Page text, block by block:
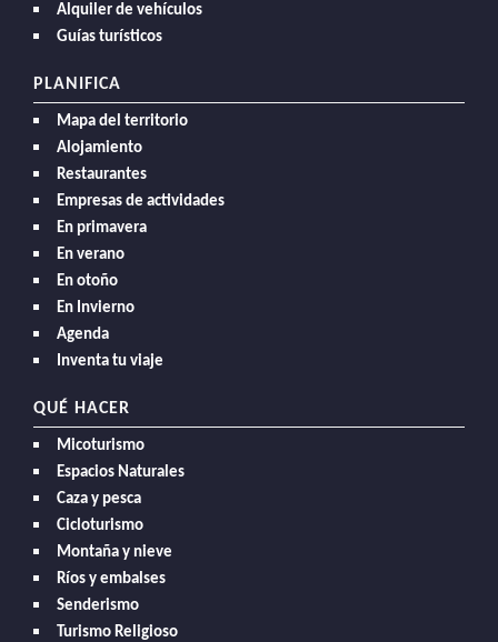
Alquiler de vehículos
Guías turísticos
PLANIFICA
Mapa del territorio
Alojamiento
Restaurantes
Empresas de actividades
En primavera
En verano
En otoño
En Invierno
Agenda
Inventa tu viaje
QUÉ HACER
Micoturismo
Espacios Naturales
Caza y pesca
Cicloturismo
Montaña y nieve
Ríos y embalses
Senderismo
Turismo Religioso